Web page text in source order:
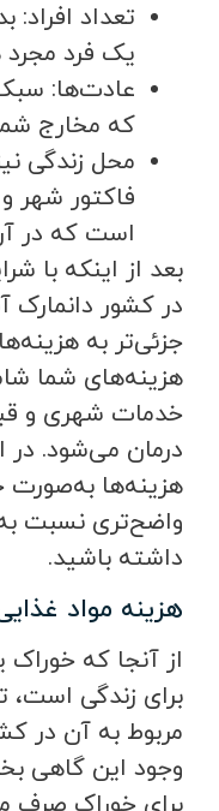
تعداد
یک فرد مجرد
عادت‌ها:
که مخارج
محل زندگی
فاکتور شهر
است که در
بعد از اینکه با
در کشور دانمارک
جزئی‌تر به
هزینه‌های شما
خدمات شهری و
درمان می‌شود. در
هزینه‌ها به‌صورت
واضح‌تری نسبت
داشته باشید.
هزینه مواد
از آنجا که خوراک
برای زندگی
مربوط به آن در
وجود این گاهی